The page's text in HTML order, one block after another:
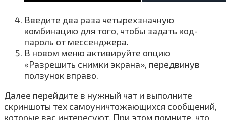
Введите два раза четырехзначную
комбинацию для того, чтобы задать код-
пароль от мессенджера.
В новом меню активируйте опцию
«Разрешить снимки экрана», передвинув
ползунок вправо.
Далее перейдите в нужный чат и выполните
скриншоты тех самоуничтожающихся сообщений,
которые вас интересуют. При этом помните, что